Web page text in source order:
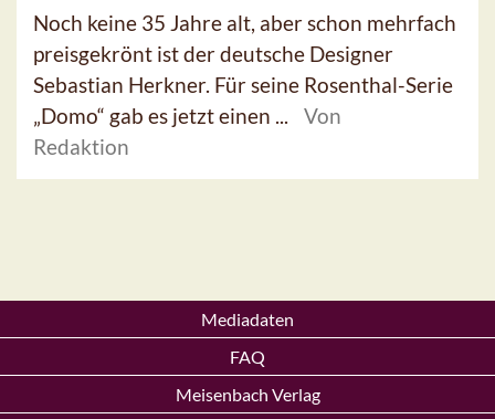
Noch keine 35 Jahre alt, aber schon mehrfach
preisgekrönt ist der deutsche Designer
Sebastian Herkner. Für seine Rosenthal-Serie
„Domo“ gab es jetzt einen ...
Von
Redaktion
Mediadaten
FAQ
Meisenbach Verlag